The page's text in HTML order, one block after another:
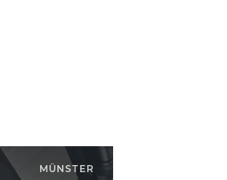
MÜNSTER